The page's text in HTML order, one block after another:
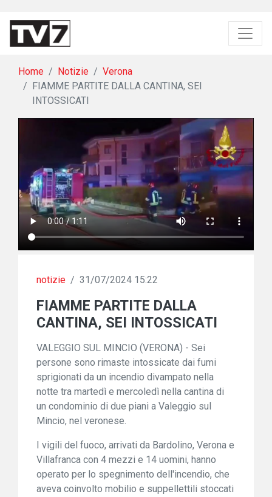
Home Notizie
Verona
FIAMME PARTITE DALLA CANTINA, SEI
INTOSSICATI
notizie / 31/07/2024 15:22
FIAMME PARTITE DALLA
CANTINA, SEI INTOSSICATI
VALEGGIO SUL MINCIO (VERONA) - Sei
persone sono rimaste intossicate dai fumi
sprigionati da un incendio divampato nella
notte tra martedì e mercoledì nella cantina di
un condominio di due piani a Valeggio sul
Mincio, nel veronese.
I vigili del fuoco, arrivati da Bardolino, Verona e
Villafranca con 4 mezzi e 14 uomini, hanno
operato per lo spegnimento dell'incendio, che
aveva coinvolto mobilio e suppellettili stoccati